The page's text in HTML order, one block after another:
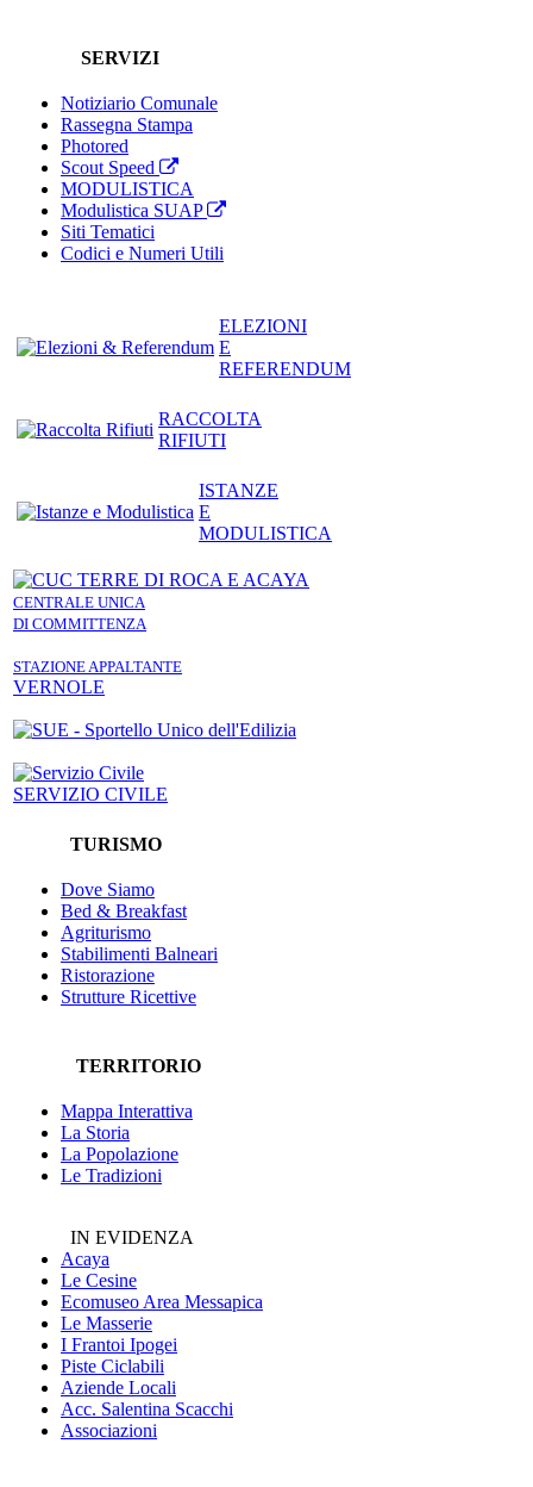
SERVIZI
Notiziario Comunale
Rassegna Stampa
Photored
Scout Speed
MODULISTICA
Modulistica SUAP
Siti Tematici
Codici e Numeri Utili
ELEZIONI
E
REFERENDUM
RACCOLTA
RIFIUTI
ISTANZE
E
MODULISTICA
CENTRALE UNICA
DI COMMITTENZA
STAZIONE APPALTANTE
VERNOLE
SERVIZIO CIVILE
TURISMO
Dove Siamo
Bed & Breakfast
Agriturismo
Stabilimenti Balneari
Ristorazione
Strutture Ricettive
TERRITORIO
Mappa Interattiva
La Storia
La Popolazione
Le Tradizioni
IN EVIDENZA
Acaya
Le Cesine
Ecomuseo Area Messapica
Le Masserie
I Frantoi Ipogei
Piste Ciclabili
Aziende Locali
Acc. Salentina Scacchi
Associazioni